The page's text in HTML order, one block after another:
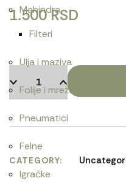
Mahindra
Filteri
Ulja i maziva
Folije i mreže
Pneumatici
Felne
Igračke
1.500RSD
CATEGORY